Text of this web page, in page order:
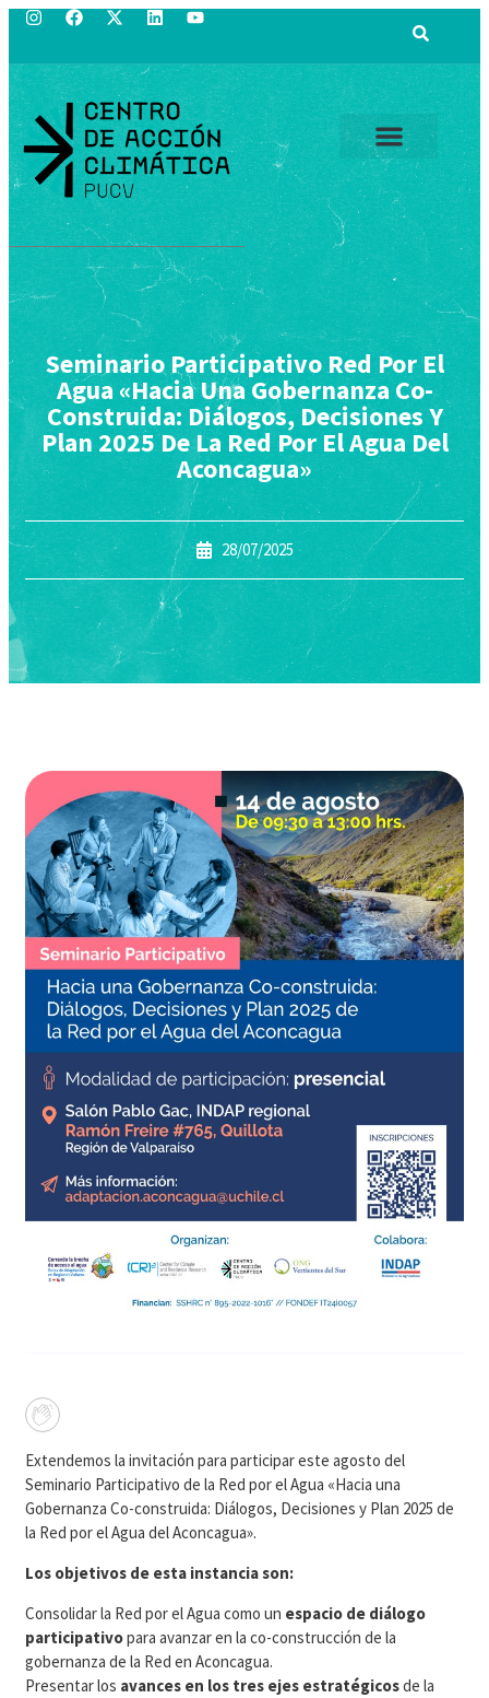
Seminario Participativo Red Por El
Agua «Hacia Una Gobernanza Co-
Construida: Diálogos, Decisiones Y
Plan 2025 De La Red Por El Agua Del
Aconcagua»
28/07/2025
Extendemos la invitación para participar este agosto del
Seminario Participativo de la Red por el Agua «Hacia una
Gobernanza Co-construida: Diálogos, Decisiones y Plan 2025 de
la Red por el Agua del Aconcagua».
Los objetivos de esta instancia son:
Consolidar la Red por el Agua como un espacio de diálogo
participativopara avanzar en la co-construcción de la
gobernanza de la Red en Aconcagua.
Presentar los avances en los tres ejes estratégicosde la